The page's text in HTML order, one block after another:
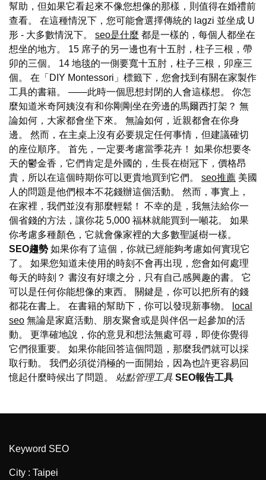
幫助，但如果它看起來不像您想像的那樣，則值得在婚禮前
查看。 在這種情況下，您可能會選擇傳統的 lagzi 並坐成 U
形 - 大多數情況下。 seo是什麼 都是一樣的，每個人都坐在
想坐的地方。 15 席子的另一邊也有十五肘，柱子三根，帶
卯的三個。 14 地毯的一側要寬十五肘，柱子三根，卯座三
個。 在「DIY Montessori」標籤下，您會找到有關在家製作
工具的書籍。 ——此時一個思想封閉的人會這樣想。 你怎
麼知道米奇阿姨沒有和你剛剛坐在旁邊的馬爾西打架？ 無
論如何，大家都會坐下來。 無論如何，近親都會在你身
邊。 然而，在主桌上沒有必要規定任何事情，但建議確切
的座位順序。 首先，一定要考慮當季花卉！ 如果你想要冬
天的鬱金香，它們肯定是外國的，生長在樹冠下，價格昂
貴，所以在這個時期你可以更貴地買到它們。 seo推薦 美國
人的問題是他們根本不花錢辦這個活動。 然而，事實上，
在家裡，我們並沒有那麼輕鬆！ 不幸的是，我無法給你一
個省錢的方法，讓你花 5,000 福林就能買到一噸花。 如果
你考慮多種顏色，它就會像家裡的大多數聖誕樹一樣。
SEO趨勢 如果你有了這個，你就已經能夠考慮如何實現它
了。 如果您知道未使用的時刻不會再出現，您會如何處理
每天的時刻？ 書沒有好壞之分，只有自己感興趣的書。 它
可以是任何你能想像的東西。 關鍵是，你可以把所有的錢
都花在書上。 在書籍的幫助下，你可以發現新事物。
local
seo 無論是家庭活動、朋友聚會或是與伴侶一起參加的活
動。 更準確地說，你的意見和想法無處可尋，即使你覺得
它們很重要。 如果你能回答這個問題，那麼我們就可以採
取行動。 我們必須從消極的一面開始，因為也許更容易回
憶起什麼時候出了問題。 站點管理工具 SEO報告工具
Keyword SEO
City : Taipei